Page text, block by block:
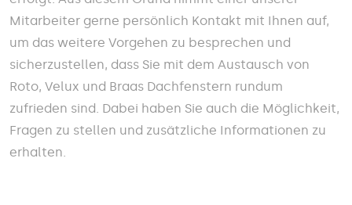
Mitarbeiter gerne persönlich Kontakt mit Ihnen auf,
um das weitere Vorgehen zu besprechen und
sicherzustellen, dass Sie mit dem Austausch von
Roto, Velux und Braas Dachfenstern rundum
zufrieden sind. Dabei haben Sie auch die Möglichkeit,
Fragen zu stellen und zusätzliche Informationen zu
erhalten.